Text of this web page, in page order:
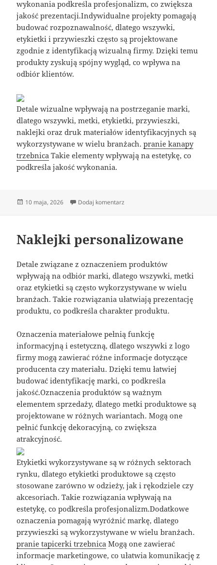
wykonania podkreśla profesjonalizm, co zwiększa
jakość prezentacji.Indywidualne projekty pomagają
budować rozpoznawalność, dlatego wszywki,
etykietki i przywieszki często są projektowane
zgodnie z identyfikacją wizualną firmy. Dzięki temu
produkty zyskują spójny wygląd, co wpływa na
odbiór klientów.
Detale wizualne wpływają na postrzeganie marki,
dlatego wszywki, metki, etykietki, przywieszki,
naklejki oraz druk materiałów identyfikacyjnych są
wykorzystywane w wielu branżach.pranie kanapy
trzebnica Takie elementy wpływają na estetykę, co
podkreśla jakość wykonania.
Data
10 maja, 2026 Dodaj komentarz
Naklejki personalizowane
Detale związane z oznaczeniem produktów
wpływają na odbiór marki, dlatego wszywki, metki
oraz etykietki są często wykorzystywane w wielu
branżach. Takie rozwiązania ułatwiają prezentację
produktu, co podkreśla charakter produktu.
Oznaczenia materiałowe pełnią funkcję
informacyjną i estetyczną, dlatego wszywki z logo
firmy mogą zawierać różne informacje dotyczące
producenta czy materiału. Dzięki temu łatwiej
budować identyfikację marki, co podkreśla
jakość.Oznaczenia produktów są ważnym
elementem sprzedaży, dlatego metki produktowe są
projektowane w różnych wariantach. Mogą one
pełnić funkcję dekoracyjną, co zwiększa
atrakcyjność.
Etykietki wykorzystywane są w różnych sektorach
rynku, dlatego etykietki produktowe są często
stosowane zarówno w odzieży, jak i rękodziele czy
akcesoriach. Takie rozwiązania wpływają na
estetykę, co podkreśla profesjonalizm.Dodatkowe
oznaczenia pomagają wyróżnić markę, dlatego
przywieszki są wykorzystywane w wielu branżach.
pranie tapicerki trzebnica Mogą one zawierać
informacje marketingowe, co ułatwia komunikację z